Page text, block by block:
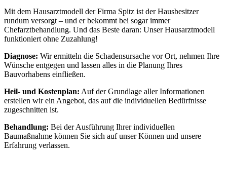
Mit dem Hausarztmodell der Firma Spitz ist der Hausbesitzer
rundum versorgt – und er bekommt bei sogar immer
Chefarztbehandlung. Und das Beste daran: Unser Hausarztmodell
funktioniert ohne Zuzahlung!
Diagnose: Wir ermitteln die Schadensursache vor Ort, nehmen Ihre
Wünsche entgegen und lassen alles in die Planung Ihres
Bauvorhabens einfließen.
Heil- und Kostenplan: Auf der Grundlage aller Informationen
erstellen wir ein Angebot, das auf die individuellen Bedürfnisse
zugeschnitten ist.
Behandlung: Bei der Ausführung Ihrer individuellen
Baumaßnahme können Sie sich auf unser Können und unsere
Erfahrung verlassen.